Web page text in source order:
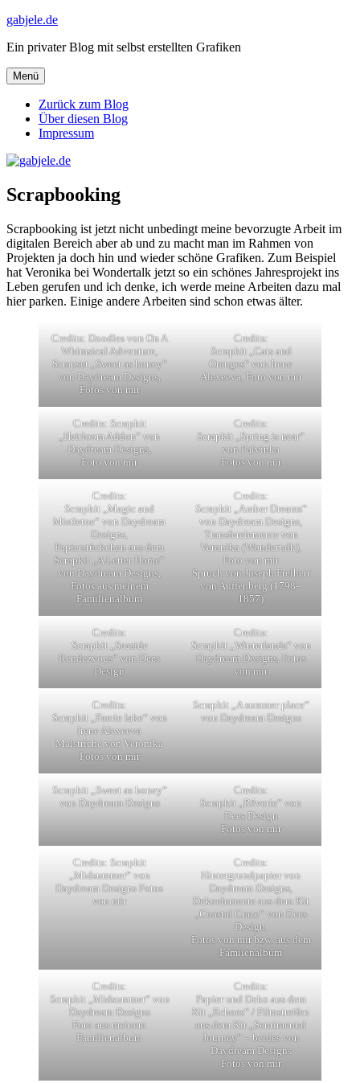
Zum
springen
gabjele.de
Ein privater Blog mit selbst erstellten Grafiken
Menü
Zurück zum Blog
Über diesen Blog
Impressum
Scrapbooking
Scrapbooking ist jetzt nicht unbedingt meine bevorzugte Arbeit im
digitalen Bereich aber ab und zu macht man im Rahmen von
Projekten ja doch hin und wieder schöne Grafiken. Zum Beispiel
hat Veronika bei Wondertalk jetzt so ein schönes Jahresprojekt ins
Leben gerufen und ich denke, ich werde meine Arbeiten dazu mal
hier parken. Einige andere Arbeiten sind schon etwas älter.
Credits: Doodles von On A
Whimsical Adventure,
Scrapset „Sweet as honey“
von Daydream Designs,
Fotos von mir
Credits:
Scrapkit „Cats and
Oranges“ von Irene
Alexeeva, Foto von mir
Credits: Scrapkit
„Heirloom Addon“ von
Daydream Designs,
Foto von mir
Credits:
Scrapkit „Spring is near“
von Palvinka
Fotos von mir
Credits:
Scrapkit „Magic and
Mistletoe“ von Daydream
Designs,
Papierstückchen aus dem
Scrapkit „A Letter Home“
von Daydream Designs,
Fotos aus meinem
Familienalbum
Credits:
Scrapkit „Amber Dreams“
von Daydream Designs,
Transferelemente von
Veronika (Wondertalk),
Foto von mir
Spruch von Joseph Freiherr
von Auffenberg (1798–
1857)
Credits:
Scrapkit „Seaside
Rendezvous“ von Dees
Design
Credits:
Scrapkit „Winterlands“ von
Daydream Designs, Fotos
von mir
Credits:
Scrapkit „Faerie lake“ von
Irene Alexeeva
Malstriche von Veronika
Fotos von mir
Scrapkit „A summer place“
von Daydream Designs
Scrapkit „Sweet as honey“
von Daydream Designs
Credits:
Scrapkit „Rêverie“ von
Dees Design
Fotos von mir
Credits: Scrapkit
„Midsummer“ von
Daydream Designs Fotos
von mir
Credits:
Hintergrundpapier von
Daydream Designs,
Dekoelemente aus dem Kit
„Coastal Craze“ von Dees
Design,
Fotos von mir​ bzw. aus dem
Famiienalbum
Credits:
Scrapkit „Midsummer“ von
Daydream Designs
Foto aus meinem
Familienalbum
Credits:
Papier und Deko aus dem
Kit „Echoes“ / Filmstreifen
aus dem Kit „Sentimental
Journey“ – beides von
Daydream Designs
Fotos von mir